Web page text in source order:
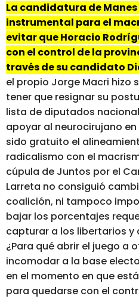
La candidatura de
instrumental para el
evitar que Horacio
con el control de la
través de su candidato
el propio Jorge Macri hizo
tener que resignar su
lista de diputados
apoyar al neurocirujano
sido gratuito el
radicalismo con el
cúpula de Juntos por el
Larreta no consiguió
coalición, ni tampoco
bajar los porcentajes
capturar a los libertarios y
¿Para qué abrir el juego a
incomodar a la base
en el momento en que
para quedarse con el